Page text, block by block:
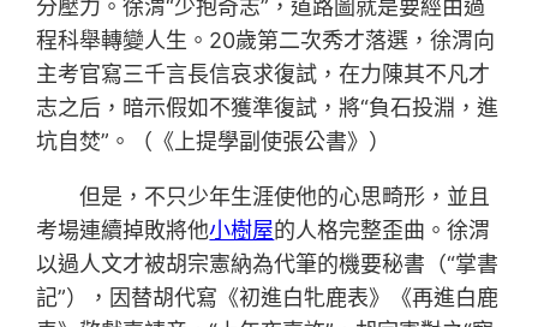
分壓力。徐渭“少抱奇志”，道路圖就是要經由過
程科舉轉變人生。20歲第二次秀才落選，徐渭向
主考官寫三千言長信哀求復試，在力陳其不凡才
志之后，暗示假如不獲準復試，將“負石投淵，進
坑自焚”。（《上提學副使張公書》）
但是，不只少年生涯使他的心思畸形，並且
考場連續掉敗將他小樹屋的人格完整歪曲。徐渭
以過人文才被胡宗憲納為代筆的機要秘書（“掌書
記”），因替胡代寫《初進白牝鹿表》《再進白鹿